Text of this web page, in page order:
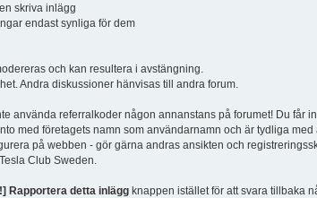
skriva inlägg
endast synliga för dem
och kan resultera i avstängning.
Andra diskussioner hänvisas till andra forum.
använda referralkoder någon annanstans på forumet! Du får
med företagets namn som användarnamn och är tydliga med
på webben - gör gärna andras ansikten och
Club Sweden.
Rapportera detta inlägg knappen istället för att svara tillbaka